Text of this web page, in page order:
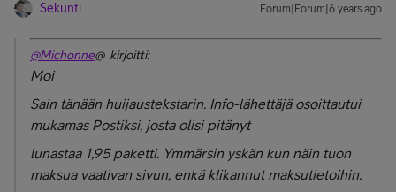
Sekunti Forum|Forum|6 years ago
@Michonne@ kirjoitti:
Moi
Sain tänään huijaustekstarin. Info-lähettäjä osoittautui
mukamas Postiksi, josta olisi pitänyt
lunastaa 1,95 paketti. Ymmärsin yskän kun näin tuon
maksua vaativan sivun, enkä klikannut maksutietoihin.